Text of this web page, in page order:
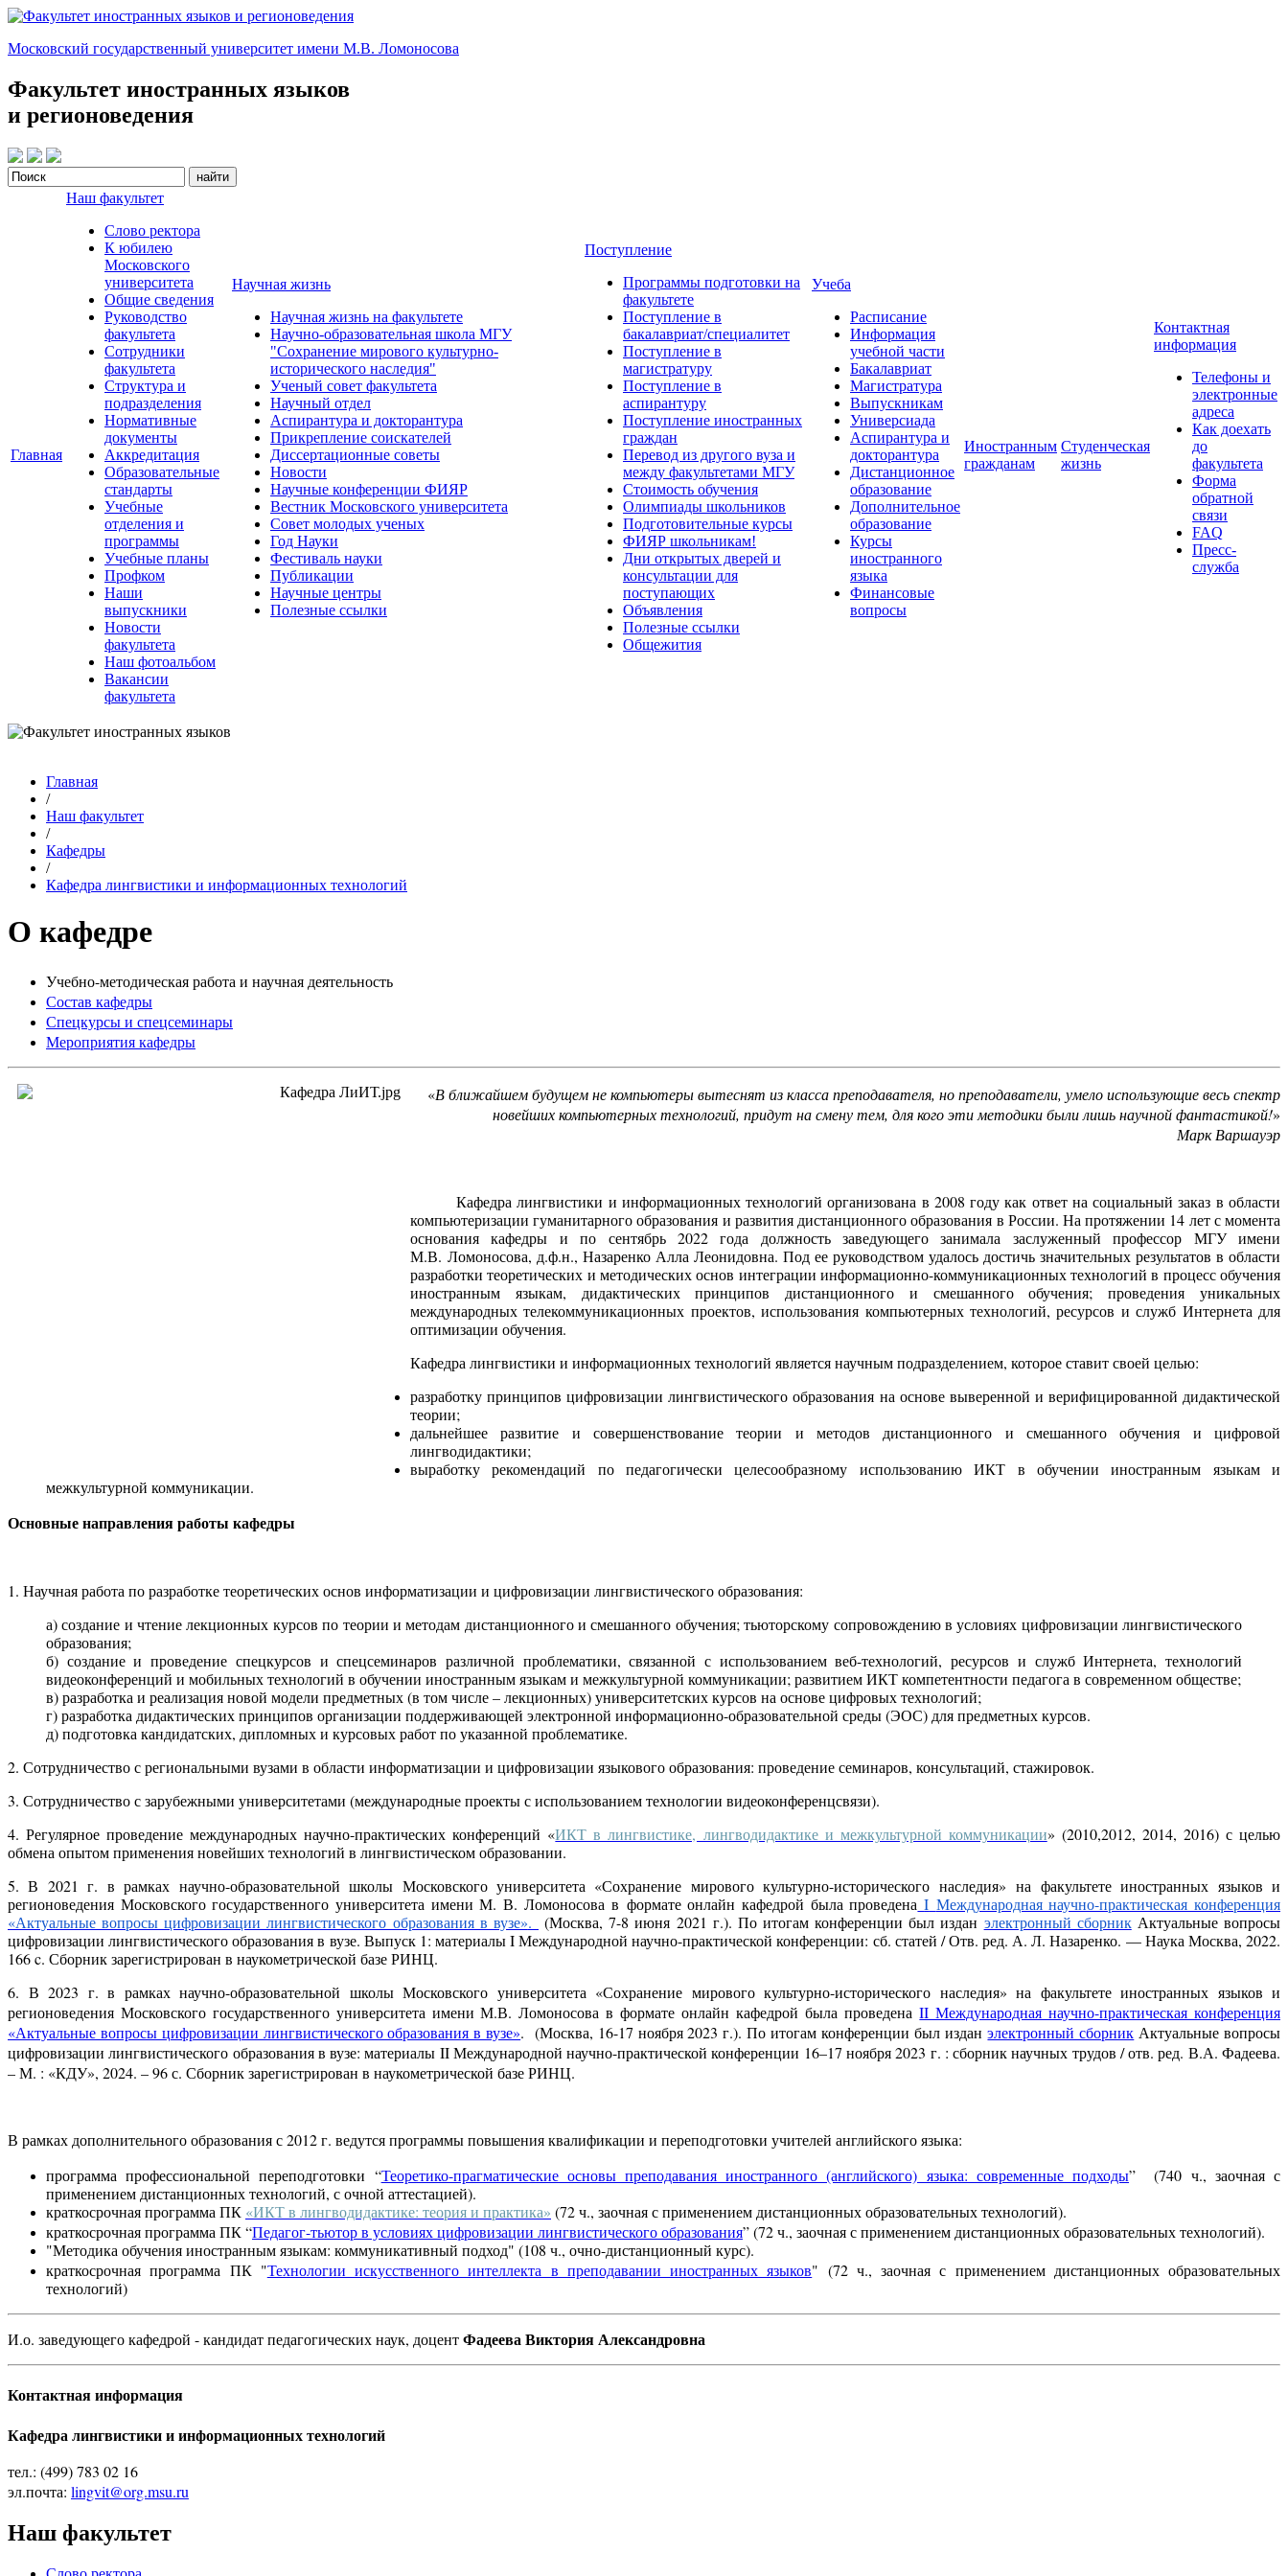
Московский государственный университет имени М.В. Ломоносова
Факультет иностранных языков
и регионоведения
Главная
Наш факультет
Слово ректора
К юбилею
Московского
университета
Общие сведения
Руководство
факультета
Сотрудники
факультета
Структура и
подразделения
Нормативные
документы
Аккредитация
Образовательные
стандарты
Учебные
отделения и
программы
Учебные планы
Профком
Наши
выпускники
Новости
факультета
Наш фотоальбом
Вакансии
факультета
Научная жизнь
Научная жизнь на факультете
Научно-образовательная школа МГУ
"Сохранение мирового культурно-
исторического наследия"
Ученый совет факультета
Научный отдел
Аспирантура и докторантура
Прикрепление соискателей
Диссертационные советы
Новости
Научные конференции ФИЯР
Вестник Московского университета
Совет молодых ученых
Год Науки
Фестиваль науки
Публикации
Научные центры
Полезные ссылки
Поступление
Программы подготовки на
факультете
Поступление в
бакалавриат/специалитет
Поступление в
магистратуру
Поступление в
аспирантуру
Поступление иностранных
граждан
Перевод из другого вуза и
между факультетами МГУ
Стоимость обучения
Олимпиады школьников
Подготовительные курсы
ФИЯР школьникам!
Дни открытых дверей и
консультации для
поступающих
Объявления
Полезные ссылки
Общежития
Учеба
Расписание
Информация
учебной части
Бакалавриат
Магистратура
Выпускникам
Универсиада
Аспирантура и
докторантура
Дистанционное
образование
Дополнительное
образование
Курсы
иностранного
языка
Финансовые
вопросы
Иностранным
гражданам
Студенческая
жизнь
Контактная
информация
Телефоны и
электронные
адреса
Как доехать
до
факультета
Форма
обратной
связи
FAQ
Пресс-
служба
Главная
/
Наш факультет
/
Кафедры
/
Кафедра лингвистики и информационных технологий
О кафедре
Учебно-методическая работа и научная деятельность
Состав кафедры
Спецкурсы и спецсеминары
Мероприятия кафедры
«В ближайшем будущем не компьютеры вытеснят из класса преподавателя, но преподаватели, умело использующие весь спектр
новейших компьютерных технологий, придут на смену тем, для кого эти методики были лишь научной фантастикой!»
Марк Варшауэр
Кафедра лингвистики и информационных технологий организована в 2008 году как ответ на социальный заказ в области
компьютеризации гуманитарного образования и развития дистанционного образования в России. На протяжении 14 лет с момента
основания кафедры и по сентябрь 2022 года должность заведующего занимала заслуженный профессор МГУ имени
М.В. Ломоносова, д.ф.н., Назаренко Алла Леонидовна. Под ее руководством удалось достичь значительных результатов в области
разработки теоретических и методических основ интеграции информационно-коммуникационных технологий в процесс обучения
иностранным языкам, дидактических принципов дистанционного и смешанного обучения; проведения уникальных
международных телекоммуникационных проектов, использования компьютерных технологий, ресурсов и служб Интернета для
оптимизации обучения.
Кафедра лингвистики и информационных технологий является научным подразделением, которое ставит своей целью:
разработку принципов цифровизации лингвистического образования на основе выверенной и верифицированной дидактической
теории;
дальнейшее развитие и совершенствование теории и методов дистанционного и смешанного обучения и цифровой
лингводидактики;
выработку рекомендаций по педагогически целесообразному использованию ИКТ в обучении иностранным языкам и
межкультурной коммуникации.
Основные направления работы кафедры
1. Научная работа по разработке теоретических основ информатизации и цифровизации лингвистического образования:
а) создание и чтение лекционных курсов по теории и методам дистанционного и смешанного обучения; тьюторскому сопровождению в условиях цифровизации лингвистического
образования;
б) создание и проведение спецкурсов и спецсеминаров различной проблематики, связанной с использованием веб-технологий, ресурсов и служб Интернета, технологий
видеоконференций и мобильных технологий в обучении иностранным языкам и межкультурной коммуникации; развитием ИКТ компетентности педагога в современном обществе;
в) разработка и реализация новой модели предметных (в том числе – лекционных) университетских курсов на основе цифровых технологий;
г) разработка дидактических принципов организации поддерживающей электронной информационно-образовательной среды (ЭОС) для предметных курсов.
д) подготовка кандидатских, дипломных и курсовых работ по указанной проблематике.
2. Сотрудничество с региональными вузами в области информатизации и цифровизации языкового образования: проведение семинаров, консультаций, стажировок.
3. Сотрудничество с зарубежными университетами (международные проекты с использованием технологии видеоконференцсвязи).
4. Регулярное проведение международных научно-практических конференций «ИКТ в лингвистике, лингводидактике и межкультурной коммуникации» (2010,2012, 2014, 2016) с целью
обмена опытом применения новейших технологий в лингвистическом образовании.
5. В 2021 г. в рамках научно-образовательной школы Московского университета «Сохранение мирового культурно-исторического наследия» на факультете иностранных языков и
регионоведения Московского государственного университета имени М. В. Ломоносова в формате онлайн кафедрой была проведена I Международная научно-практическая конференция
«Актуальные вопросы цифровизации лингвистического образования в вузе». (Москва, 7-8 июня 2021 г.). По итогам конференции был издан электронный сборникАктуальные вопросы
цифровизации лингвистического образования в вузе. Выпуск 1: материалы I Международной научно-практической конференции: сб. статей / Отв. ред. А. Л. Назаренко. — Наука Москва, 2022.
166 c. Сборник зарегистрирован в наукометрической базе РИНЦ.
6. В 2023 г. в рамках научно-образовательной школы Московского университета «Сохранение мирового культурно-исторического наследия» на факультете иностранных языков и
регионоведения Московского государственного университета имени М.В. Ломоносова в формате онлайн кафедрой была проведенаII Международная научно-практическая конференция
«Актуальные вопросы цифровизации лингвистического образования в вузе». (Москва, 16-17 ноября 2023 г.). По итогам конференции был изданэлектронный сборник Актуальные вопросы
цифровизации лингвистического образования в вузе: материалы II Международной научно-практической конференции 16–17 ноября 2023 г. : сборник научных трудов / отв. ред. В.А. Фадеева.
– М. : «КДУ», 2024. – 96 с. Сборник зарегистрирован в наукометрической базе РИНЦ.
В рамках дополнительного образования с 2012 г. ведутся программы повышения квалификации и переподготовки учителей английского языка:
программа профессиональной переподготовки “Теоретико-прагматические основы преподавания иностранного (английского) языка: современные подходы”
(740 ч., заочная с
применением дистанционных технологий, с очной аттестацией).
краткосрочная программа ПК «ИКТ в лингводидактике: теория и практика» (72 ч., заочная с применением дистанционных образовательных технологий).
краткосрочная программа ПК “Педагог-тьютор в условиях цифровизации лингвистического образования” (72 ч., заочная с применением дистанционных образовательных технологий).
"Методика обучения иностранным языкам: коммуникативный подход" (108 ч., очно-дистанционный курс).
краткосрочная программа ПК "Технологии искусственного интеллекта в преподавании иностранных языков" (72 ч., заочная с применением дистанционных образовательных
технологий)
И.о. заведующего кафедрой - кандидат педагогических наук, доцентФадеева Виктория Александровна
Контактная информация
Кафедра лингвистики и информационных технологий
тел.: (499) 783 02 16
эл.почта: lingvit@org.msu.ru
Наш факультет